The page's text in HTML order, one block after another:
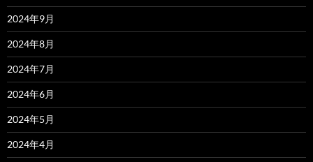
2024年9月
2024年8月
2024年7月
2024年6月
2024年5月
2024年4月